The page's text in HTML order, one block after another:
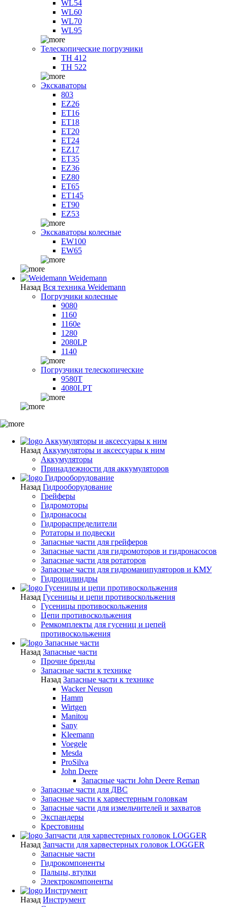
WL54
WL60
WL70
WL95
Телескопические погрузчики
TH 412
TH 522
Экскаваторы
803
EZ26
ET16
ET18
ET20
ET24
EZ17
ET35
EZ36
EZ80
ET65
ET145
ET90
EZ53
Экскаваторы колесные
EW100
EW65
Weidemann
Назад Вся техника Weidemann
Погрузчики колесные
9080
1160
1160e
1280
2080LP
1140
Погрузчики телескопические
9580T
4080LPT
Аккумуляторы и аксессуары к ним
Назад Аккумуляторы и аксессуары к ним
Аккумуляторы
Принадлежности для аккумуляторов
Гидрооборудование
Назад Гидрооборудование
Грейферы
Гидромоторы
Гидронасосы
Гидрораспределители
Ротаторы и подвески
Запасные части для грейферов
Запасные части для гидромоторов и гидронасосов
Запасные части для ротаторов
Запасные части для гидроманипуляторов и КМУ
Гидроцилиндры
Гусеницы и цепи противоскольжения
Назад Гусеницы и цепи противоскольжения
Гусеницы противоскольжения
Цепи противоскольжения
Ремкомплекты для гусениц и цепей
противоскольжения
Запасные части
Назад Запасные части
Прочие бренды
Запасные части к технике
Назад Запасные части к технике
Wacker Neuson
Hamm
Wirtgen
Manitou
Sany
Kleemann
Voegele
Mesda
ProSilva
John Deere
Запасные части John Deere Reman
Запасные части для ДВС
Запасные части к харвестерным головкам
Запасные части для измельчителей и захватов
Экспандеры
Крестовины
Запчасти для харвестерных головок LOGGER
Назад Запчасти для харвестерных головок LOGGER
Запасные части
Гидрокомпоненты
Пальцы, втулки
Электрокомпоненты
Инструмент
Назад Инструмент